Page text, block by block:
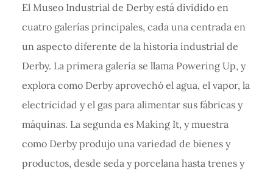
El Museo Industrial de Derby está dividido en
cuatro galerías principales, cada una centrada en
un aspecto diferente de la historia industrial de
Derby. La primera galería se llama Powering Up, y
explora como Derby aprovechó el agua, el vapor, la
electricidad y el gas para alimentar sus fábricas y
máquinas. La segunda es Making It, y muestra
como Derby produjo una variedad de bienes y
productos, desde seda y porcelana hasta trenes y